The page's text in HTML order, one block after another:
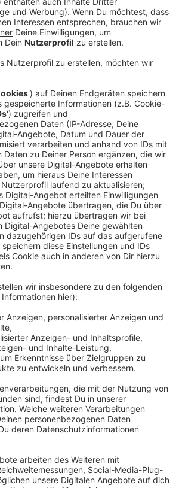
fliegen Kühe übers
Saisonstart ist Neo-LASK-
zu Gast bei 1908-Host
beiden sprechen über Didi´s
wie er die Schwarz-Weißen
möchte, was für ihn als
wichtig ist, wie seine
Seite bringen kann, warum er
WIR im Verein legt, eine neue